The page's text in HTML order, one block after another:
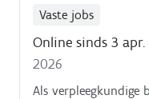
dragen;opvolgen
taken in functie van
Vaste jobs
Online sinds 3 apr.
2026
Als verpleegkundige